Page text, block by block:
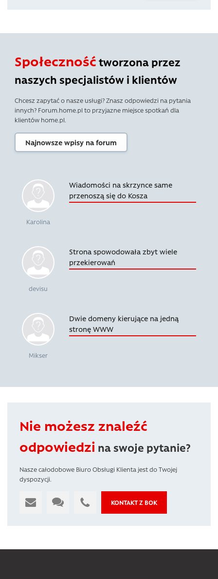
Społeczność tworzona przez
naszych specjalistów i klientów
Chcesz zapytać o nasze usługi? Znasz odpowiedzi na pytania
innych? Forum.home.pl to przyjazne miejsce spotkań dla
klientów home.pl.
Najnowsze wpisy na forum
Karolina
Wiadomości na skrzynce same
przenoszą się do Kosza
devisu
Strona spowodowała zbyt wiele
przekierowań
Mikser
Dwie domeny kierujące na jedną
stronę WWW
Nie możesz znaleźć
odpowiedzi na swoje pytanie?
Nasze całodobowe Biuro Obsługi Klienta jest do Twojej
dyspozycji.
KONTAKT Z BOK